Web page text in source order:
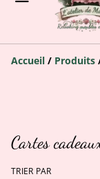
Accueil / Produits
Cartes
TRIER PAR